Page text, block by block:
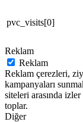
pvc_visits[0]
Reklam
Reklam
Reklam çerezleri,
kampanyaları
siteleri arasında
toplar.
Diğer